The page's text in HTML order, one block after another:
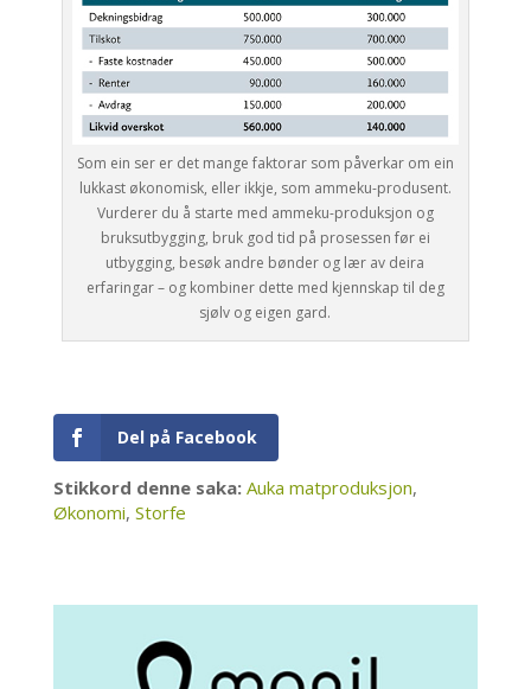
Som ein ser er det mange faktorar som påverkar om ein
lukkast økonomisk, eller ikkje, som ammeku-produsent.
Vurderer du å starte med ammeku-produksjon og
bruksutbygging, bruk god tid på prosessen før ei
utbygging, besøk andre bønder og lær av deira
erfaringar – og kombiner dette med kjennskap til deg
sjølv og eigen gard.
Del på Facebook
Stikkord denne saka: Auka matproduksjon,
Økonomi, Storfe